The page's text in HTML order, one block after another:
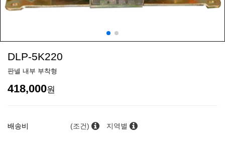
DLP-5K220
판넬 내부 부착형
418,000원
배송비 (조건) 지역별